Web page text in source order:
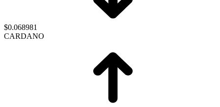
$0.068981
CARDANO